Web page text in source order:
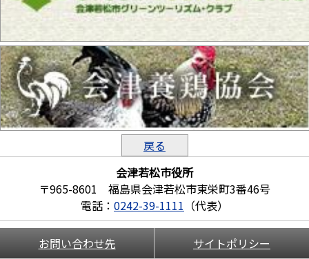
戻る
会津若松市役所
〒965-8601 福島県会津若松市東栄町3番46号
電話： 0242-39-1111 （代表）
お問い合わせ先 サイトポリシー